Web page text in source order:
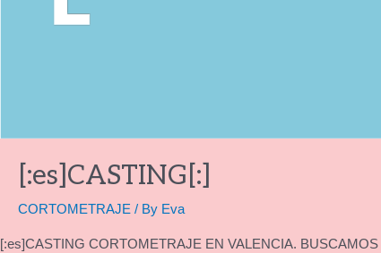
[:es]CASTING[:]
CORTOMETRAJE / By Eva
[:es]CASTING CORTOMETRAJE EN VALENCIA.